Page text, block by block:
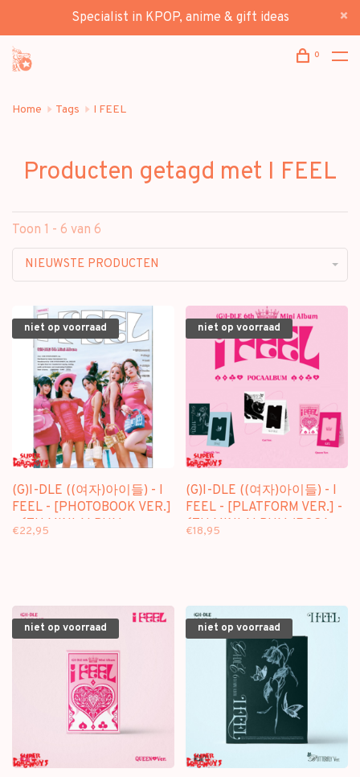
Specialist in KPOP, anime & gift ideas
0
Home Tags I FEEL
Producten getagd met I FEEL
Toon 1 - 6 van 6
NIEUWSTE PRODUCTEN
niet op voorraad
(G)I-DLE ((여자)아이들) - I
FEEL - [PHOTOBOOK VER.]
- 6TH MINI ALBUM
€22,95
niet op voorraad
(G)I-DLE ((여자)아이들) - I
FEEL - [PLATFORM VER.] -
6TH MINI ALBUM (POCA
€18,95
niet op voorraad niet op voorraad